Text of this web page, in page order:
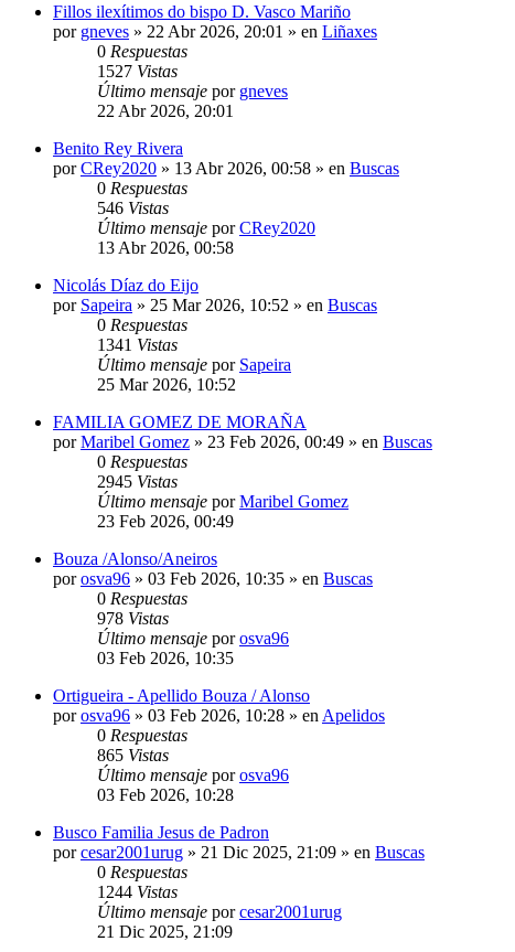
Fillos ilexítimos do bispo D. Vasco Mariño
por gneves » 22 Abr 2026, 20:01 » en Liñaxes
0 Respuestas
1527 Vistas
Último mensaje por gneves
22 Abr 2026, 20:01
Benito Rey Rivera
porCRey2020 » 13 Abr 2026, 00:58 » en Buscas
0 Respuestas
546 Vistas
Último mensaje porCRey2020
13 Abr 2026, 00:58
Nicolás Díaz do Eijo
por Sapeira » 25 Mar 2026, 10:52 » en Buscas
0 Respuestas
1341 Vistas
Último mensaje por Sapeira
25 Mar 2026, 10:52
FAMILIA GOMEZ DE MORAÑA
porMaribel Gomez » 23 Feb 2026, 00:49 » en Buscas
0 Respuestas
2945 Vistas
Último mensaje porMaribel Gomez
23 Feb 2026, 00:49
Bouza /Alonso/Aneiros
porosva96 » 03 Feb 2026, 10:35 » en Buscas
0 Respuestas
978 Vistas
Último mensaje porosva96
03 Feb 2026, 10:35
Ortigueira - Apellido Bouza / Alonso
porosva96 » 03 Feb 2026, 10:28 » en Apelidos
0 Respuestas
865 Vistas
Último mensaje porosva96
03 Feb 2026, 10:28
Busco Familia Jesus de Padron
porcesar2001urug » 21 Dic 2025, 21:09 » en Buscas
0 Respuestas
1244 Vistas
Último mensaje porcesar2001urug
21 Dic 2025, 21:09